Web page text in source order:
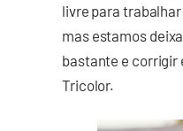
livre para
mas estamos
bastante e corrigir
Tricolor.